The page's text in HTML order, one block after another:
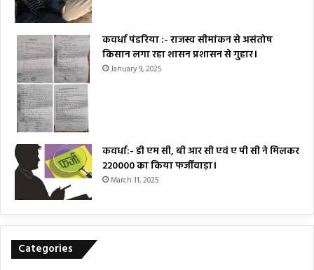
कवर्धा पंडरिया :- राजस्व सीमांकन से असंतोष
किसान लगा रहा शासन प्रशासन से गुहार।
January 9, 2025
कवर्धा:- डी एम सी, बी आर सी एवं ए पी सी ने मिलकर
₹220000 का किया फर्जीवाड़ा।
March 11, 2025
Categories